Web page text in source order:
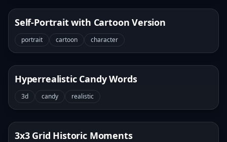
Self-Portrait with Cartoon Version
portrait cartoon character
Hyperrealistic Candy Words
3d candy realistic
3x3 Grid Historic Moments